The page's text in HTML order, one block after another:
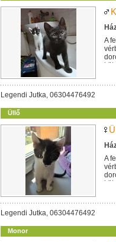
A
Legendi Jutka, 06304476492
Üllő
A
Legendi Jutka, 06304476492
Monor